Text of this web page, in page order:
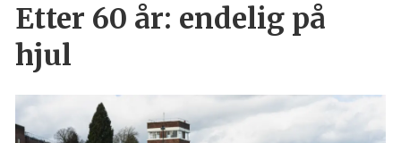
Etter 60 år: endelig på
hjul